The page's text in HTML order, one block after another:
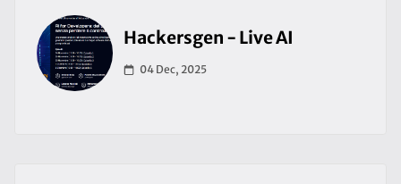
Hackersgen - Live AI
04 Dec, 2025